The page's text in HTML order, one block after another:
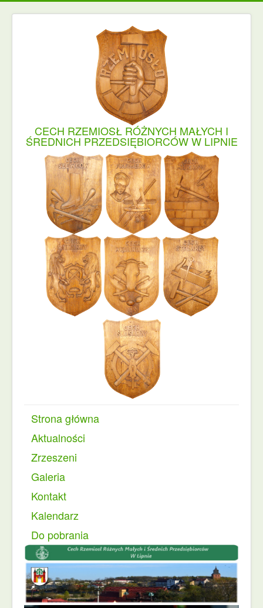
CECH RZEMIOSŁ RÓŻNYCH MAŁYCH I
ŚREDNICH PRZEDSIĘBIORCÓW W LIPNIE
Strona główna
Aktualności
Zrzeszeni
Galeria
Kontakt
Kalendarz
Do pobrania